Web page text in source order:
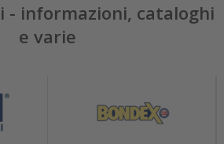
- informazioni, cataloghi
e varie